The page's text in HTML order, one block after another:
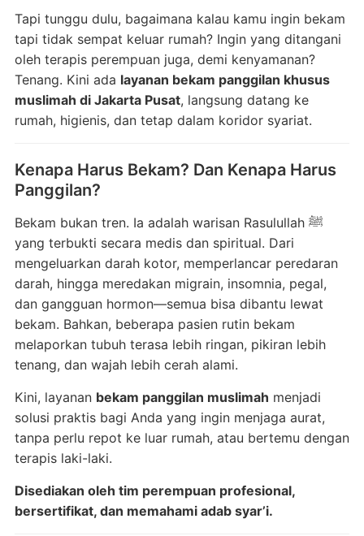
Tapi tunggu dulu, bagaimana kalau kamu ingin bekam
tapi tidak sempat keluar rumah? Ingin yang ditangani
oleh terapis perempuan juga, demi kenyamanan?
Tenang. Kini ada layanan bekam panggilan khusus
muslimah di Jakarta Pusat, langsung datang ke
rumah, higienis, dan tetap dalam koridor syariat.
Kenapa Harus Bekam? Dan Kenapa Harus
Panggilan?
Bekam bukan tren. Ia adalah warisan Rasulullah ﷺ
yang terbukti secara medis dan spiritual. Dari
mengeluarkan darah kotor, memperlancar peredaran
darah, hingga meredakan migrain, insomnia, pegal,
dan gangguan hormon—semua bisa dibantu lewat
bekam. Bahkan, beberapa pasien rutin bekam
melaporkan tubuh terasa lebih ringan, pikiran lebih
tenang, dan wajah lebih cerah alami.
Kini, layanan bekam panggilan muslimah menjadi
solusi praktis bagi Anda yang ingin menjaga aurat,
tanpa perlu repot ke luar rumah, atau bertemu dengan
terapis laki-laki.
Disediakan oleh tim perempuan profesional,
bersertifikat, dan memahami adab syar’i.